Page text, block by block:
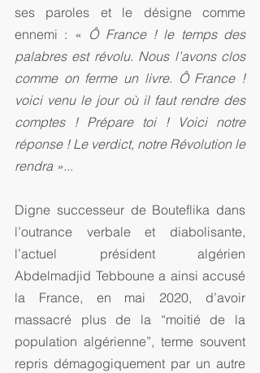
ses paroles et le désigne comme
ennemi : « Ô France ! le temps des
palabres est révolu. Nous l’avons clos
comme on ferme un livre. Ô France !
voici venu le jour où il faut rendre des
comptes ! Prépare toi ! Voici notre
réponse ! Le verdict, notre Révolution le
rendra »...
Digne successeur de Bouteflika dans
l’outrance verbale et diabolisante,
l’actuel président algérien
Abdelmadjid Tebboune a ainsi accusé
la France, en mai 2020, d’avoir
massacré plus de la “moitié de la
population algérienne”, terme souvent
repris démagogiquement par un autre